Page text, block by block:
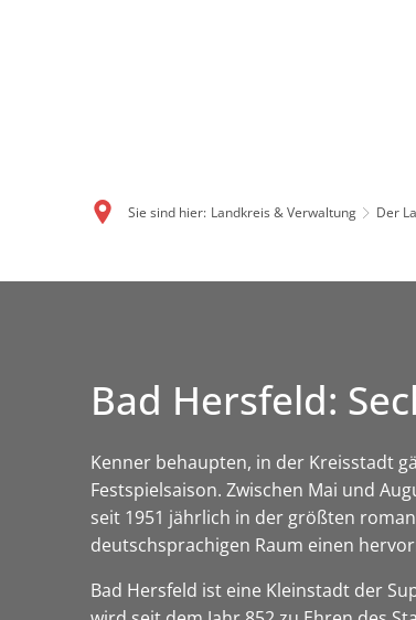
Sie sind hier: Landkreis & Verwaltung Der
Bad Hersfeld:
Kenner behaupten, in der Kreisstadt
Festspielsaison. Zwischen Mai und
seit 1951 jährlich in der größten
deutschsprachigen Raum einen
Bad Hersfeld ist eine Kleinstadt der